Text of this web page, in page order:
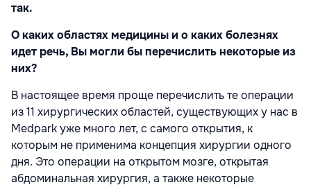
так.
О каких областях медицины и о каких болезнях
идет речь, Вы могли бы перечислить некоторые из
них?
В настоящее время проще перечислить те операции
из 11 хирургических областей, существующих у нас в
Medpark уже много лет, с самого открытия, к
которым не применима концепция хирургии одного
дня. Это операции на открытом мозге, открытая
абдоминальная хирургия, а также некоторые